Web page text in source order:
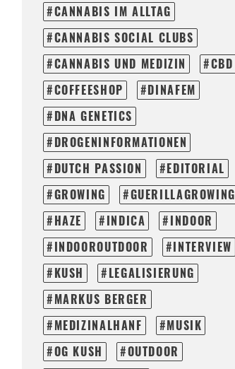
CANNABIS IM ALLTAG
CANNABIS SOCIAL CLUBS
CANNABIS UND MEDIZIN
CBD
COFFEESHOP
DINAFEM
DNA GENETICS
DROGENINFORMATIONEN
DUTCH PASSION
EDITORIAL
GROWING
GUERILLAGROWING
HAZE
INDICA
INDOOR
INDOOROUTDOOR
INTERVIEW
KUSH
LEGALISIERUNG
MARKUS BERGER
MEDIZINALHANF
MUSIK
OG KUSH
OUTDOOR